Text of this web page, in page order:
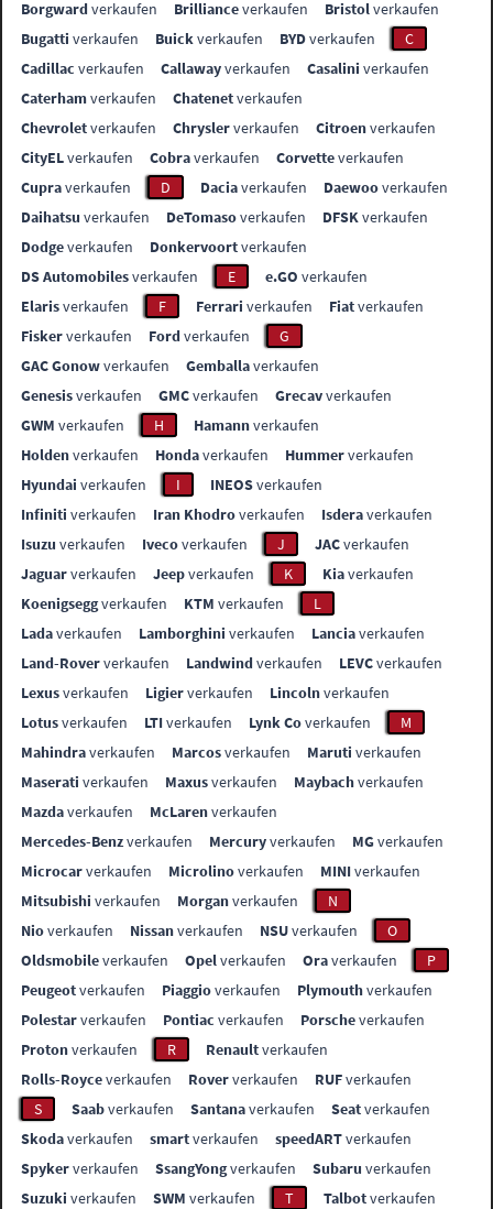
Borgwardverkaufen Brillianceverkaufen Bristolverkaufen
Bugatti verkaufen Buickverkaufen BYDverkaufen
C
Cadillac verkaufen Callawayverkaufen Casalini verkaufen
Caterhamverkaufen Chatenetverkaufen
Chevroletverkaufen Chryslerverkaufen Citroenverkaufen
CityELverkaufen Cobraverkaufen Corvetteverkaufen
Cupraverkaufen D Daciaverkaufen Daewooverkaufen
Daihatsu verkaufen DeTomasoverkaufen DFSKverkaufen
Dodgeverkaufen Donkervoortverkaufen
DS Automobilesverkaufen E e.GO verkaufen
Elarisverkaufen F Ferrari verkaufen Fiatverkaufen
Fiskerverkaufen Fordverkaufen
G
GAC Gonowverkaufen Gemballaverkaufen
Genesisverkaufen GMCverkaufen Grecavverkaufen
GWM verkaufen H Hamannverkaufen
Holdenverkaufen Hondaverkaufen Hummerverkaufen
Hyundai verkaufen I INEOSverkaufen
Infiniti verkaufen Iran Khodroverkaufen Isderaverkaufen
Isuzu verkaufen Ivecoverkaufen J JACverkaufen
Jaguarverkaufen Jeepverkaufen K Kiaverkaufen
Koenigseggverkaufen KTM verkaufen
L
Ladaverkaufen Lamborghini verkaufen Lanciaverkaufen
Land-Roververkaufen Landwindverkaufen LEVCverkaufen
Lexusverkaufen Ligierverkaufen Lincolnverkaufen
Lotusverkaufen LTIverkaufen Lynk Coverkaufen
M
Mahindraverkaufen Marcosverkaufen Maruti verkaufen
Maserati verkaufen Maxusverkaufen Maybachverkaufen
Mazdaverkaufen McLarenverkaufen
Mercedes-Benzverkaufen Mercuryverkaufen MGverkaufen
Microcarverkaufen Microlinoverkaufen MINIverkaufen
Mitsubishi verkaufen Morganverkaufen
N
Nioverkaufen Nissanverkaufen NSUverkaufen
O
Oldsmobileverkaufen Opelverkaufen Oraverkaufen
P
Peugeotverkaufen Piaggioverkaufen Plymouthverkaufen
Polestarverkaufen Pontiac verkaufen Porscheverkaufen
Protonverkaufen R Renaultverkaufen
Rolls-Royceverkaufen Roververkaufen RUFverkaufen
S
Saabverkaufen Santanaverkaufen Seatverkaufen
Skodaverkaufen smartverkaufen speedARTverkaufen
Spykerverkaufen SsangYongverkaufen Subaru verkaufen
Suzuki verkaufen SWM verkaufen T Talbotverkaufen